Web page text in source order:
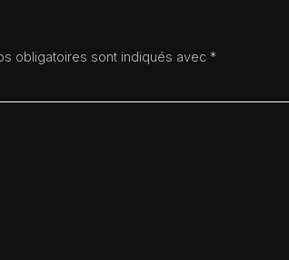
obligatoires sont indiqués avec *